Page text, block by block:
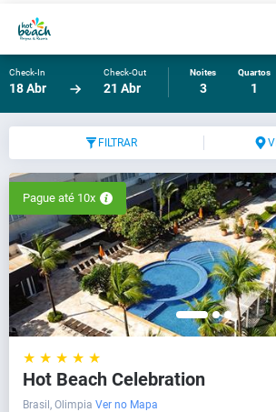
Check-In
18 Abr
Check-Out
21 Abr
Noites
3
Quartos
1
FILTRAR
Pague até 10x
★ ★ ★ ★ ★
Hot Beach Celebration
Brasil, Olimpia Ver no Mapa